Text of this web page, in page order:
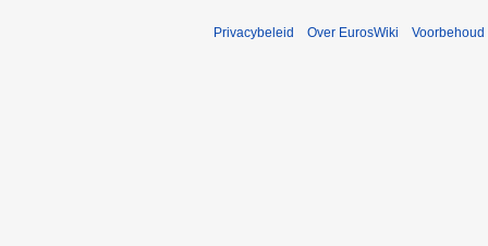
Privacybeleid Over EurosWiki Voorbehoud